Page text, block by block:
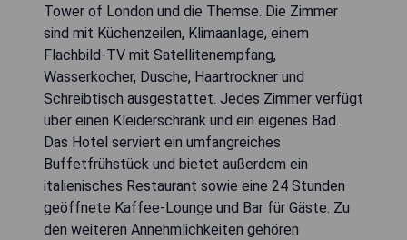
Tower of London und die Themse. Die Zimmer
sind mit Küchenzeilen, Klimaanlage, einem
Flachbild-TV mit Satellitenempfang,
Wasserkocher, Dusche, Haartrockner und
Schreibtisch ausgestattet. Jedes Zimmer verfügt
über einen Kleiderschrank und ein eigenes Bad.
Das Hotel serviert ein umfangreiches
Buffetfrühstück und bietet außerdem ein
italienisches Restaurant sowie eine 24 Stunden
geöffnete Kaffee-Lounge und Bar für Gäste. Zu
den weiteren Annehmlichkeiten gehören